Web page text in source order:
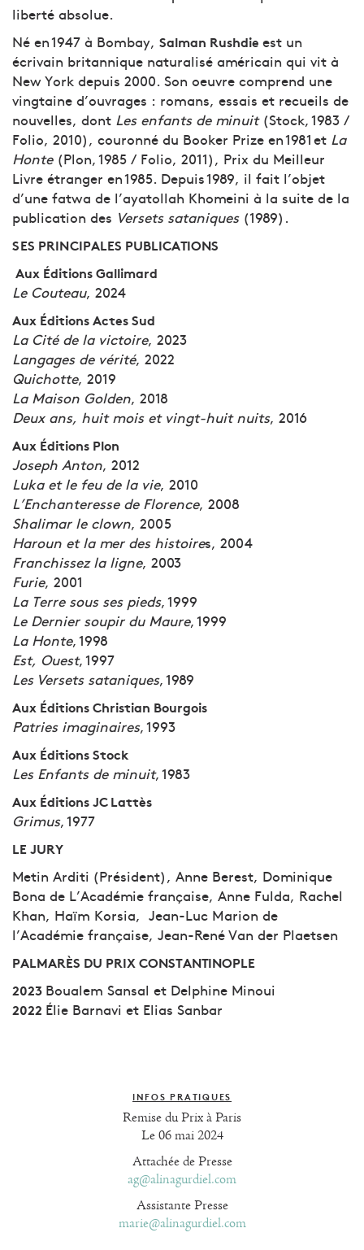
liberté absolue.
Né en 1947 à Bombay, Salman Rushdie est un
écrivain britannique naturalisé américain qui vit à
New York depuis 2000. Son oeuvre comprend une
vingtaine d’ouvrages : romans, essais et recueils de
nouvelles, dont Les enfants de minuit (Stock, 1983 /
Folio, 2010), couronné du Booker Prize en 1981 et La
Honte (Plon, 1985 / Folio, 2011), Prix du Meilleur
Livre étranger en 1985. Depuis 1989, il fait l’objet
d’une fatwa de l’ayatollah Khomeini à la suite de la
publication des Versets sataniques (1989).
SES PRINCIPALES PUBLICATIONS
Aux Éditions Gallimard
Le Couteau, 2024
Aux Éditions Actes Sud
La Cité de la victoire, 2023
Langages de vérité, 2022
Quichotte, 2019
La Maison Golden, 2018
Deux ans, huit mois et vingt-huit nuits, 2016
Aux Éditions Plon
Joseph Anton, 2012
Luka et le feu de la vie, 2010
L’Enchanteresse de Florence, 2008
Shalimar le clown, 2005
Haroun et la mer des histoires, 2004
Franchissez la ligne, 2003
Furie, 2001
La Terre sous ses pieds, 1999
Le Dernier soupir du Maure, 1999
La Honte, 1998
Est, Ouest, 1997
Les Versets sataniques, 1989
Aux Éditions Christian Bourgois
Patries imaginaires, 1993
Aux Éditions Stock
Les Enfants de minuit, 1983
Aux Éditions JC Lattès
Grimus, 1977
LE JURY
Metin Arditi (Président), Anne Berest, Dominique
Bona de L’Académie française, Anne Fulda, Rachel
Khan, Haïm Korsia, Jean-Luc Marion de
l’Académie française, Jean-René Van der Plaetsen
PALMARÈS DU PRIX CONSTANTINOPLE
2023 Boualem Sansal et Delphine Minoui
2022 Élie Barnavi et Elias Sanbar
INFOS PRATIQUES
Remise du Prix à Paris
Le 06 mai 2024
Attachée de Presse
ag@alinagurdiel.com
Assistante Presse
marie@alinagurdiel.com